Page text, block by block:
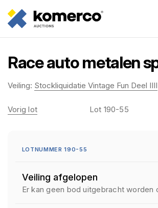
Race auto metalen
Veiling: Stockliquidatie Vintage Fun Deel IIII
Vorig lot Lot 190-55
LOTNUMMER 190-55
Veiling afgelopen
Er kan geen bod uitgebracht worden